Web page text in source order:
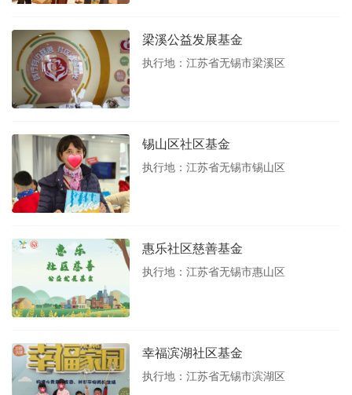
梁溪公益发展基金
执行地：江苏省无锡市梁溪区
锡山区社区基金
执行地：江苏省无锡市锡山区
惠乐社区慈善基金
执行地：江苏省无锡市惠山区
幸福滨湖社区基金
执行地：江苏省无锡市滨湖区